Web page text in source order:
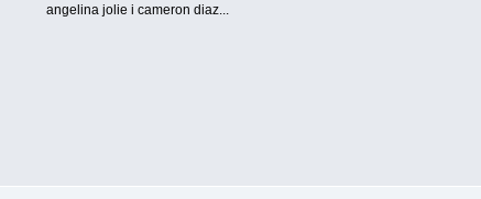
angelina jolie i cameron diaz...